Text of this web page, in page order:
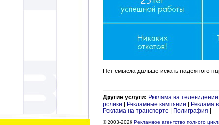
Нет смысла дальше искать надежного
Другие услуги: Реклама на телевидении
ролики
Рекламные кампании
Реклама
Реклама на транспорте
Полиграфия
© 2003-2026 Рекламное агентство полного